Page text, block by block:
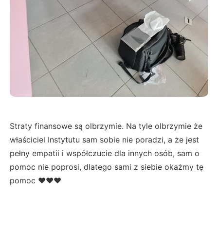
Straty finansowe są olbrzymie. Na tyle olbrzymie że
właściciel Instytutu sam sobie nie poradzi, a że jest
pełny empatii i współczucie dla innych osób, sam o
pomoc nie poprosi, dlatego sami z siebie okażmy tę
pomoc ❤️❤️❤️